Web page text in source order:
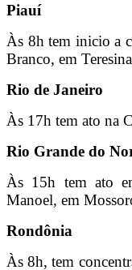
Piauí
Às 8h tem inicio a
Branco, em
Rio de Janeiro
Às 17h tem ato na
Rio Grande do
Às 15h tem ato
Manoel, em
Rondônia
Às 8h, tem